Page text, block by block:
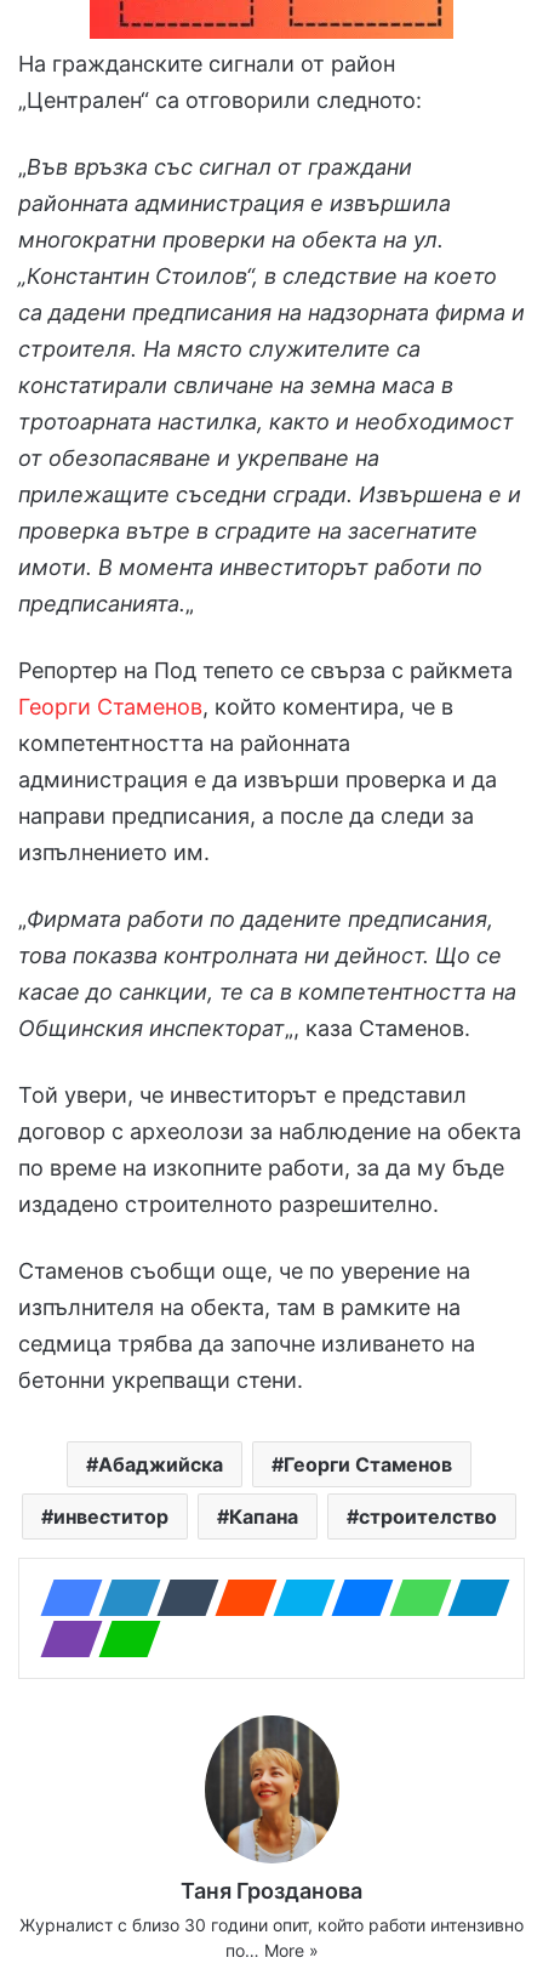
На гражданските сигнали от район
„Централен“ са отговорили следното:
„Във връзка със сигнал от граждани
районната администрация е извършила
многократни проверки на обекта на ул.
„Константин Стоилов“, в следствие на което
са дадени предписания на надзорната фирма и
строителя. На място служителите са
констатирали свличане на земна маса в
тротоарната настилка, както и необходимост
от обезопасяване и укрепване на
прилежащите съседни сгради. Извършена е и
проверка вътре в сградите на засегнатите
имоти. В момента инвеститорът работи по
предписанията.„
Репортер на Под тепето се свърза с райкмета
Георги Стаменов, който коментира, че в
компетентността на районната
администрация е да извърши проверка и да
направи предписания, а после да следи за
изпълнението им.
„Фирмата работи по дадените предписания,
това показва контролната ни дейност. Що се
касае до санкции, те са в компетентността на
Общинския инспекторат„, каза Стаменов.
Той увери, че инвеститорът е представил
договор с археолози за наблюдение на обекта
по време на изкопните работи, за да му бъде
издадено строителното разрешително.
Стаменов съобщи още, че по уверение на
изпълнителя на обекта, там в рамките на
седмица трябва да започне изливането на
бетонни укрепващи стени.
Абаджийска Георги Стаменов
инвеститор Капана строителство
Таня Грозданова
Журналист с близо 30 години опит, който работи интензивно
по… More »